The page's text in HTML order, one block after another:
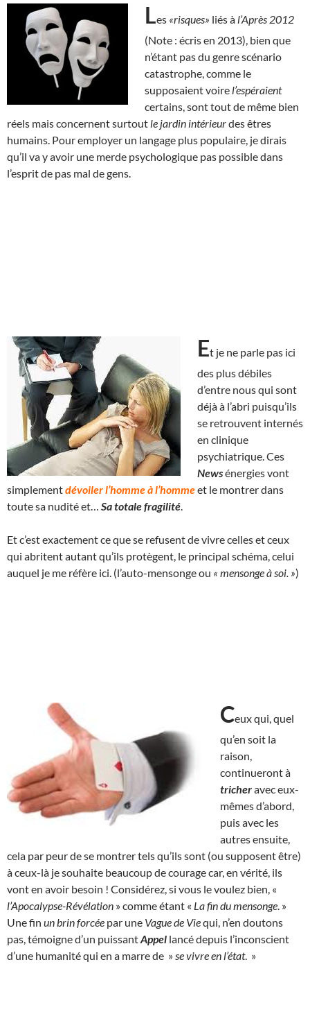
Les «risques» liés à l’Après 2012
(Note : écris en 2013), bien que
n’étant pas du genre scénario
catastrophe, comme le
supposaient voire l’espéraient
certains, sont tout de même bien
réels mais concernent surtout le jardin intérieurdes êtres
humains. Pour employer un langage plus populaire, je dirais
qu’il va y avoir une merde psychologique pas possible dans
l’esprit de pas mal de gens.
Et je ne parle pas ici
des plus débiles
d’entre nous qui sont
déjà à l’abri puisqu’ils
se retrouvent internés
en clinique
psychiatrique. Ces
Newsénergies vont
simplementdévoiler l’homme à l’hommeet le montrer dans
toute sa nudité et… Sa totale fragilité
Et c’est exactement ce que se refusent de vivre celles et ceux
qui abritent autant qu’ils protègent, le principal schéma, celui
auquel je me réfère ici. (l’auto-mensonge ou « mensonge à soi. »)
Ceux qui, quel
qu’en soit la
raison,
continueront à
tricheravec eux-
mêmes d’abord,
puis avec les
autres ensuite,
cela par peur de se montrer tels qu’ils sont (ou supposent être)
à ceux-là je souhaite beaucoup de courage car, en vérité, ils
vont en avoir besoin ! Considérez, si vous le voulez bien, «
l’Apocalypse-Révélation » comme étant « La fin du mensonge . »
Une fin un brin forcée par une Vague de Viequi, n’en doutons
pas, témoigne d’un puissantAppel lancé depuis l’inconscient
d’une humanité qui en a marre de » se vivre en l’état. »